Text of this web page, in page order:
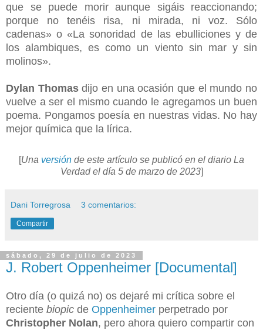
que se puede morir aunque sigáis reaccionando;
porque no tenéis risa, ni mirada, ni voz. Sólo
cadenas» o «La sonoridad de las ebulliciones y de
los alambiques, es como un viento sin mar y sin
molinos».
Dylan Thomasdijo en una ocasión que el mundo no
vuelve a ser el mismo cuando le agregamos un buen
poema. Pongamos poesía en nuestras vidas. No hay
mejor química que la lírica.
[Una versión de este artículo se publicó en el diario La
Verdad el día 5 de marzo de 2023]
Dani Torregrosa 3 comentarios:
Compartir
sábado, 29 de julio de 2023
J. Robert Oppenheimer [Documental]
Otro día (o quizá no) os dejaré mi crítica sobre el
reciente biopic de Oppenheimer perpetrado por
Christopher Nolan, pero ahora quiero compartir con